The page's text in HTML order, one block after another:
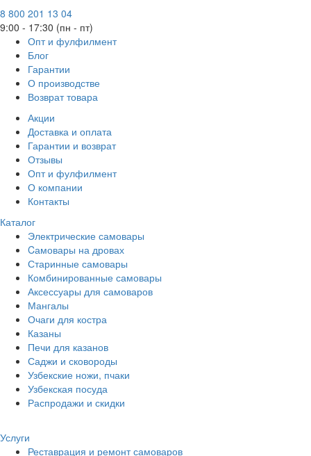
8 800 201 13 04
9:00 - 17:30 (пн - пт)
Опт и фулфилмент
Блог
Гарантии
О производстве
Возврат товара
Акции
Доставка и оплата
Гарантии и возврат
Отзывы
Опт и фулфилмент
О компании
Контакты
Каталог
Электрические самовары
Cамовары на дровах
Старинные самовары
Комбинированные самовары
Аксессуары для самоваров
Мангалы
Очаги для костра
Казаны
Печи для казанов
Саджи и сковороды
Узбекские ножи, пчаки
Узбекская посуда
Распродажи и скидки
Услуги
Реставрация и ремонт самоваров